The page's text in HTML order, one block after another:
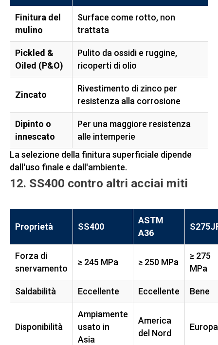
Finitura del
mulino
Surface come rotto, non
trattata
Pickled &
Oiled (P&O)
Pulito da ossidi e ruggine,
ricoperti di olio
Zincato
Rivestimento di zinco per
resistenza alla corrosione
Dipinto o
innescato
Per una maggiore resistenza
alle intemperie
La selezione della finitura superficiale dipende
dall'uso finale e dall'ambiente.
12. SS400 contro altri acciai miti
Proprietà SS400
ASTM
A36
Forza di
snervamento
≥ 245 MPa ≥ 250 MPa
≥ 275
MPa
Saldabilità Eccellente Eccellente Bene
Disponibilità
Ampiamente
usato in
Asia
America
del Nord
Europa